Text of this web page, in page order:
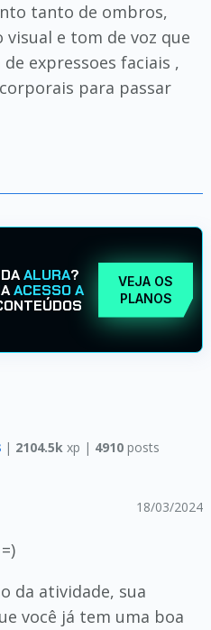
tanto de ombros,
visual e tom de voz que
expressoes faciais ,
para passar
ALURA?
ACESSO A
VEJA OS
PLANOS
| 2104.5k xp | 4910posts
18/03/2024
da atividade, sua
você já tem uma boa